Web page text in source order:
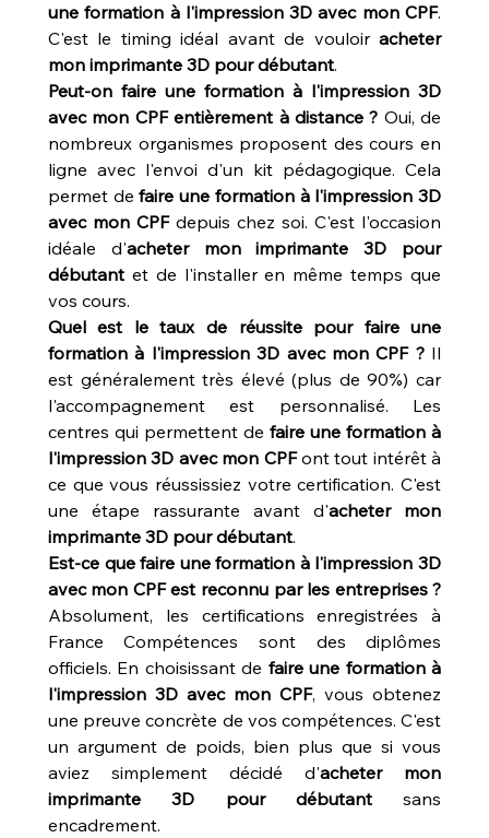
une formation à l'impression 3D avec mon CPF.
C'est le timing idéal avant de vouloir acheter
mon imprimante 3D pour débutant.
Peut-on faire une formation à l'impression 3D
avec mon CPF entièrement à distance ? Oui, de
nombreux organismes proposent des cours en
ligne avec l'envoi d'un kit pédagogique. Cela
permet de faire une formation à l'impression 3D
avec mon CPF depuis chez soi. C'est l'occasion
idéale d'acheter mon imprimante 3D pour
débutant et de l'installer en même temps que
vos cours.
Quel est le taux de réussite pour faire une
formation à l'impression 3D avec mon CPF ? Il
est généralement très élevé (plus de 90%) car
l'accompagnement est personnalisé. Les
centres qui permettent de faire une formation à
l'impression 3D avec mon CPF ont tout intérêt à
ce que vous réussissiez votre certification. C'est
une étape rassurante avant d'acheter mon
imprimante 3D pour débutant.
Est-ce que faire une formation à l'impression 3D
avec mon CPF est reconnu par les entreprises ?
Absolument, les certifications enregistrées à
France Compétences sont des diplômes
officiels. En choisissant de faire une formation à
l'impression 3D avec mon CPF, vous obtenez
une preuve concrète de vos compétences. C'est
un argument de poids, bien plus que si vous
aviez simplement décidé d'acheter mon
imprimante 3D pour débutant sans
encadrement.